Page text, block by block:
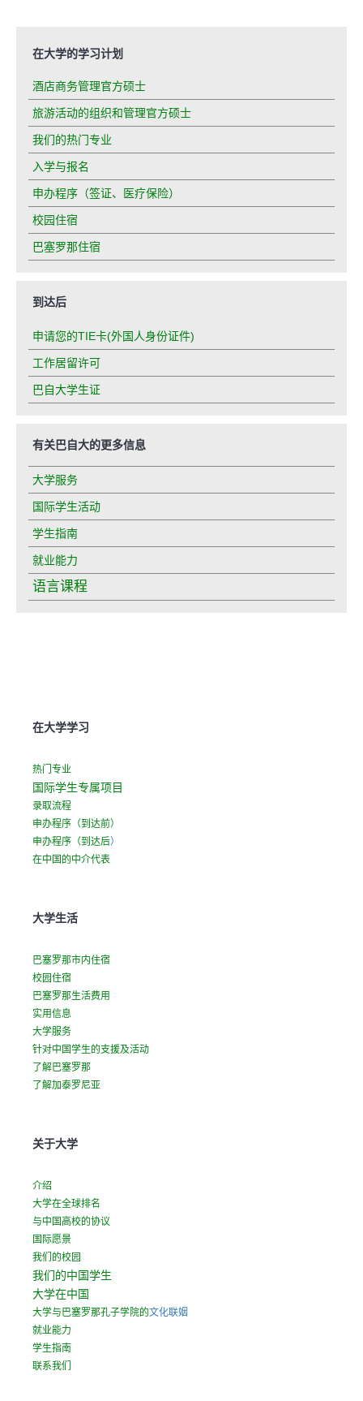
在大学的学习计划
酒店商务管理官方硕士
旅游活动的组织和管理官方硕士
我们的热门专业
入学与报名
申办程序（签证、医疗保险）
校园住宿
巴塞罗那住宿
到达后
申请您的TIE卡(外国人身份证件)
工作居留许可
巴自大学生证
有关巴自大的更多信息
大学服务
国际学生活动
学生指南(
o
e
n
w
b
就业能力
语言课程
在大学学习
热门专业
国际学生专属项目
录取流程
申办程序（到达前）
申办程序（到达后）
t
在中国的中介代表
大学生活
巴塞罗那市内住宿
校园住宿
巴塞罗那生活费用
实用信息
大学服务
针对中国学生的支援及活动
了解巴塞罗那
了解加泰罗尼亚
关于大学
介绍
大学在全球排名
与中国高校的协议
国际愿景
我们的校园
我们的中国学生
大学在中国
大学与巴塞罗那孔子学院的文化联姻
就业能力
学生指南(
联系我们